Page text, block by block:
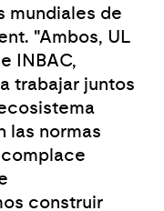
mundiales de
"Ambos, UL
INBAC,
trabajar juntos
las normas
construir